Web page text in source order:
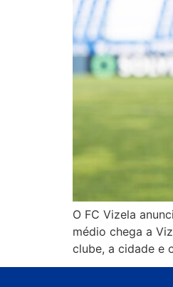
O FC Vizela
médio chega a
clube, a cidade e